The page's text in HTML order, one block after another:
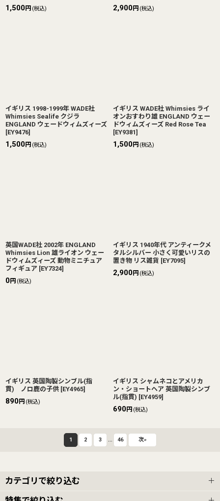
1,500円 (税込) 2,900円 (税込)
イギリス 1998-1999年 WADE社
Whimsies Sealife クジラ
ENGLAND ウェードウィムズィーズ
[EY9476]
1,500円 (税込)
イギリス WADE社 Whimsies ライ
オンおすわり雄 ENGLAND ウェー
ドウィムズィーズ Red Rose Tea
[EY9381]
1,500円 (税込)
英国WADE社 2002年 ENGLAND
Whimsies Lion 雄ライオン ウェー
ドウィムズィーズ 動物ミニチュア
フィギュア [EY7324]
0円 (税込)
イギリス 1940年代 アンティークメ
タルシルバー 小さく可愛いリスの
置き物 リス雑貨 [EY7095]
2,900円 (税込)
イギリス 英国陶製シンブル(指
貫) ノロ鹿の子供 [EY4965]
890円 (税込)
イギリス シャムネコとアメリカ
ン・ショートヘア 英国陶製シンブ
ル(指貫) [EY4959]
690円 (税込)
1 2 3 46 次»
カテゴリで絞り込む